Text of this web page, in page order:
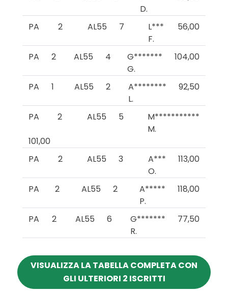
D.
PA 2 AL55 7
L***
F.
56,00
PA 2 AL55 4
G*******
G.
104,00
PA 1 AL55 2
A********
L.
92,50
PA 2 AL55 5
M***********
M.
101,00
PA
2 AL55 3
A***
O.
113,00
PA 2 AL55 2
A*****
P.
118,00
PA 2 AL55 6
G*******
R.
77,50
VISUALIZZA LA TABELLA COMPLETA CON
GLI ULTERIORI 2 ISCRITTI